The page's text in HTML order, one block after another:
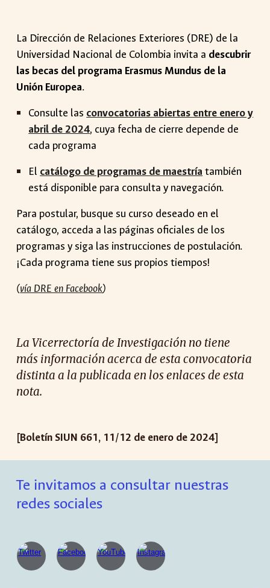
La Dirección de Relaciones Exteriores (DRE) de la
Universidad Nacional de Colombia invita a descubrir
las becas del programa Erasmus Mundus de la
Unión Europea.
Consulte las convocatorias abiertas entre enero y
abril de 2024, cuya fecha de cierre depende de
cada programa
El catálogo de programas de maestría también
está disponible para consulta y navegación.
Para postular, busque su curso deseado en el
catálogo, acceda a las páginas oficiales de los
programas y siga las instrucciones de postulación.
¡Cada programa tiene sus propios tiempos!
(vía DRE en Facebook)
La Vicerrectoría de Investigación no tiene
más información acerca de esta convocatoria
distinta a la publicada en los enlaces de esta
nota.
[Boletín SIUN 661, 11/12 de enero de 2024]
Te invitamos a consultar nuestras
redes sociales